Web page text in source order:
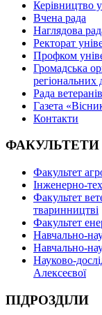
Керівництво
Вчена рада
Наглядова
Ректорат
Профком
Громадська
регіональних
Рада ветеранів
Газета
Контакти
ФАКУЛЬТЕТИ
Факультет
Інженерно-
Факультет
тваринництві
Факультет
Навчально-
Навчально-
Науково-
Алексеєвої
ПІДРОЗДІЛИ